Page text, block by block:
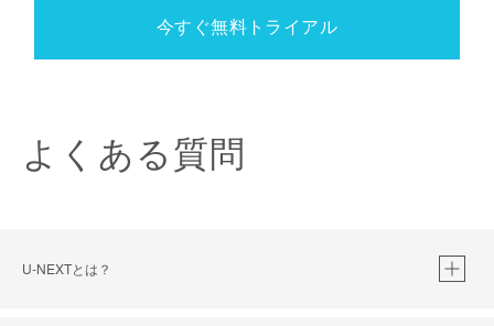
今すぐ無料トライアル
よくある質問
U-NEXTとは？